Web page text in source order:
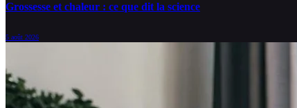
Grossesse et chaleur : ce que dit la science
5 août 2026